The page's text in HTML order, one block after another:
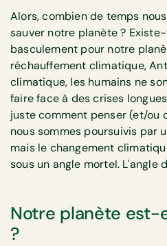
Alors, combien de temps
sauver notre planète ?
basculement pour notre
réchauffement climatique,
climatique, les humains ne
faire face à des crises
juste comment penser (et/ou
nous sommes poursuivis par
mais le changement
sous un angle mortel. L'angle
Notre planète est-
?